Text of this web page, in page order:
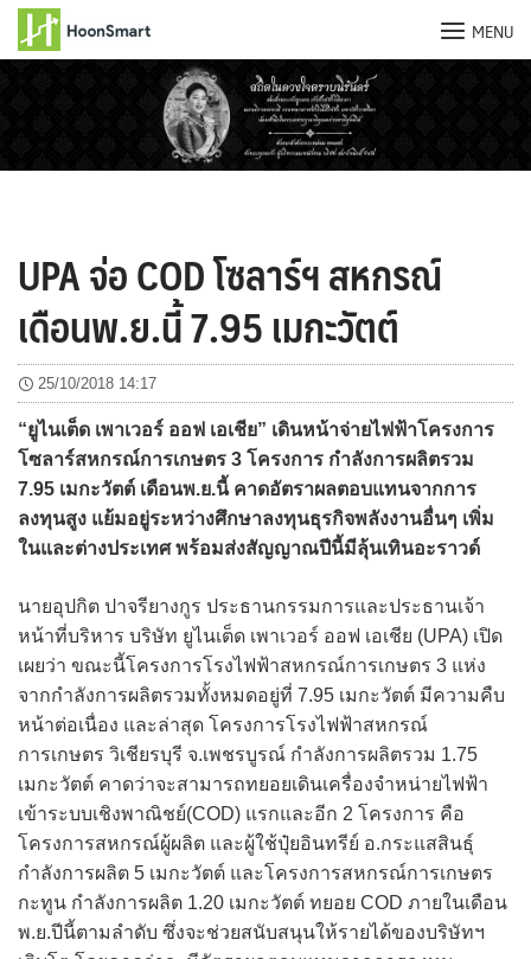
MENU
UPA จ่อ COD โซลาร์ฯ สหกรณ์
เดือนพ.ย.นี้ 7.95 เมกะวัตต์
25/10/2018 14:17
“ยูไนเต็ด เพาเวอร์ ออฟ เอเชีย” เดินหน้าจ่ายไฟฟ้าโครงการ
โซลาร์สหกรณ์การเกษตร 3 โครงการ กำลังการผลิตรวม
7.95 เมกะวัตต์ เดือนพ.ย.นี้ คาดอัตราผลตอบแทนจากการ
ลงทุนสูง แย้มอยู่ระหว่างศึกษาลงทุนธุรกิจพลังงานอื่นๆ เพิ่ม
ในและต่างประเทศ พร้อมส่งสัญญาณปีนี้มีลุ้นเทินอะราวด์
นายอุปกิต ปาจรียางกูร ประธานกรรมการและประธานเจ้า
หน้าที่บริหาร บริษัท ยูไนเต็ด เพาเวอร์ ออฟ เอเชีย (UPA) เปิด
เผยว่า ขณะนี้โครงการโรงไฟฟ้าสหกรณ์การเกษตร 3 แห่ง
จากกำลังการผลิตรวมทั้งหมดอยู่ที่ 7.95 เมกะวัตต์ มีความคืบ
หน้าต่อเนื่อง และล่าสุด โครงการโรงไฟฟ้าสหกรณ์
การเกษตร วิเชียรบุรี จ.เพชรบูรณ์ กำลังการผลิตรวม 1.75
เมกะวัตต์ คาดว่าจะสามารถทยอยเดินเครื่องจําหน่ายไฟฟ้า
เข้าระบบเชิงพาณิชย์(COD) แรกและอีก 2 โครงการ คือ
โครงการสหกรณ์ผู้ผลิต และผู้ใช้ปุ๋ยอินทรีย์ อ.กระแสสินธุ์
กำลังการผลิต 5 เมกะวัตต์ และโครงการสหกรณ์การเกษตร
กะทูน กำลังการผลิต 1.20 เมกะวัตต์ ทยอย COD ภายในเดือน
พ.ย.ปีนี้ตามลำดับ ซึ่งจะช่วยสนับสนุนให้รายได้ของบริษัทฯ